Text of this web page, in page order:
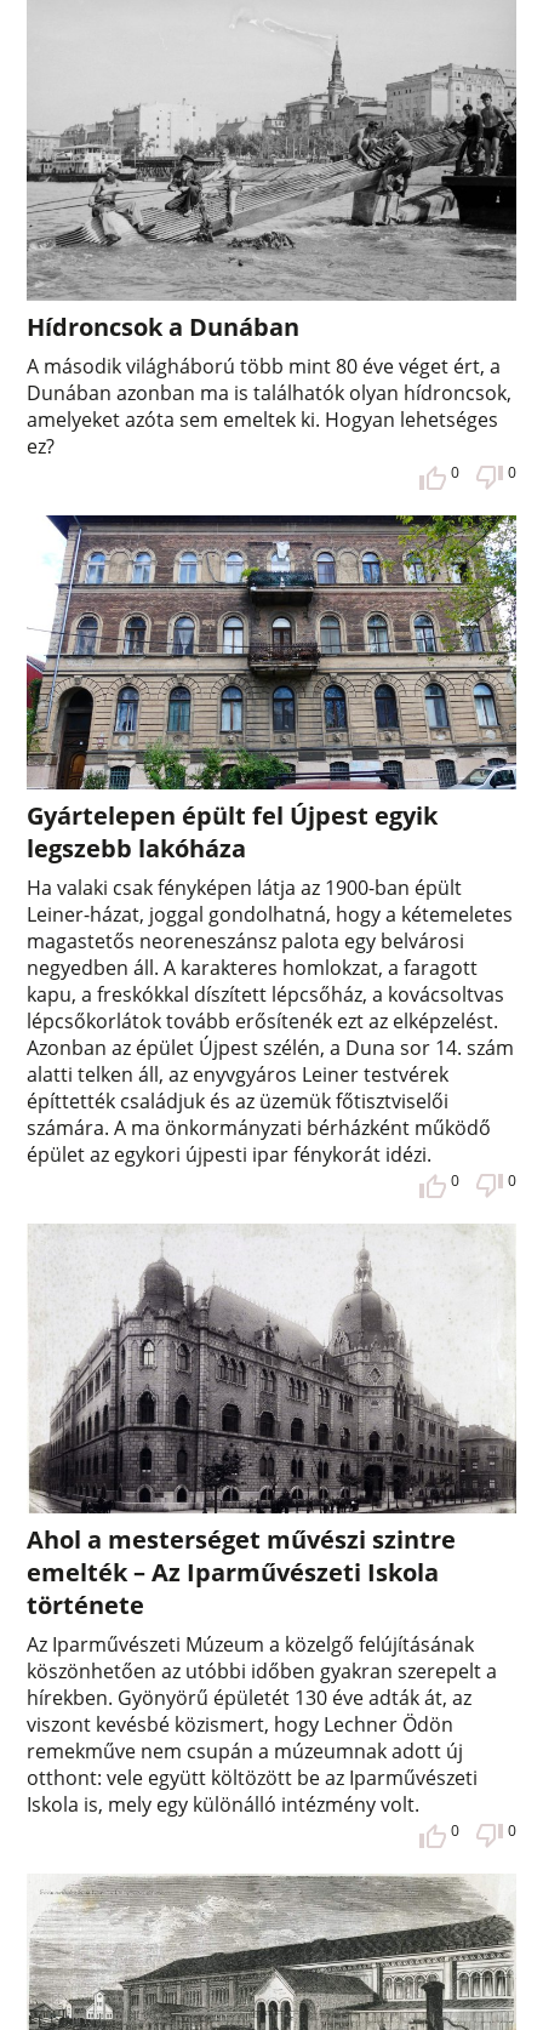
Hídroncsok a Dunában
A második világháború több mint 80 éve véget ért, a
Dunában azonban ma is találhatók olyan hídroncsok,
amelyeket azóta sem emeltek ki. Hogyan lehetséges
ez?
0 0
Gyártelepen épült fel Újpest egyik
legszebb lakóháza
Ha valaki csak fényképen látja az 1900-ban épült
Leiner-házat, joggal gondolhatná, hogy a kétemeletes
magastetős neoreneszánsz palota egy belvárosi
negyedben áll. A karakteres homlokzat, a faragott
kapu, a freskókkal díszített lépcsőház, a kovácsoltvas
lépcsőkorlátok tovább erősítenék ezt az elképzelést.
Azonban az épület Újpest szélén, a Duna sor 14. szám
alatti telken áll, az enyvgyáros Leiner testvérek
építtették családjuk és az üzemük főtisztviselői
számára. A ma önkormányzati bérházként működő
épület az egykori újpesti ipar fénykorát idézi.
0 0
Ahol a mesterséget művészi szintre
emelték – Az Iparművészeti Iskola
története
Az Iparművészeti Múzeum a közelgő felújításának
köszönhetően az utóbbi időben gyakran szerepelt a
hírekben. Gyönyörű épületét 130 éve adták át, az
viszont kevésbé közismert, hogy Lechner Ödön
remekműve nem csupán a múzeumnak adott új
otthont: vele együtt költözött be az Iparművészeti
Iskola is, mely egy különálló intézmény volt.
0 0